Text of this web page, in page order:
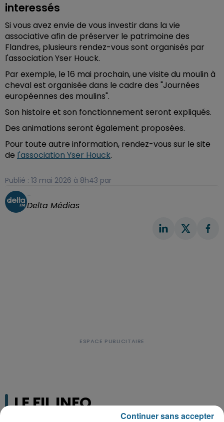
interessés
Si vous avez envie de vous investir dans la vie
associative afin de préserver le patrimoine des
Flandres, plusieurs rendez-vous sont organisés par
l'association Yser Houck.
Par exemple, le 16 mai prochain, une visite du moulin à
cheval est organisée dans le cadre des "Journées
européennes des moulins".
Son histoire et son fonctionnement seront expliqués.
Des animations seront également proposées.
Pour toute autre information, rendez-vous sur le site
de l'association Yser Houck.
Publié : 13 mai 2026 à 8h43 par
-
Delta Médias
LE FIL INFO
Continuer sans accepter